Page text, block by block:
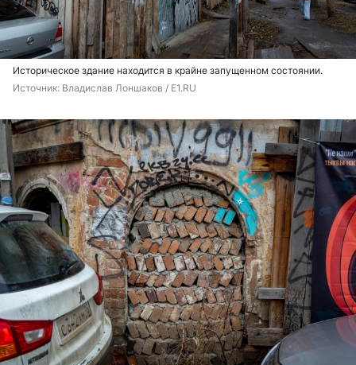
Историческое здание находится в крайне запущенном состоянии.
Источник: Владислав Лоншаков / E1.RU